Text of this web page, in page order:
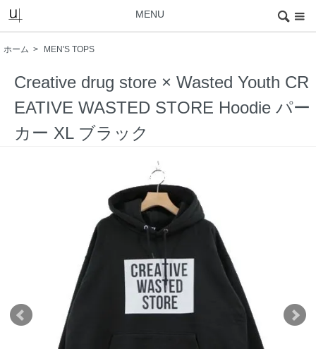
MENU
ホーム > MEN'S TOPS
Creative drug store × Wasted Youth CR
EATIVE WASTED STORE Hoodie パー
カー XL ブラック